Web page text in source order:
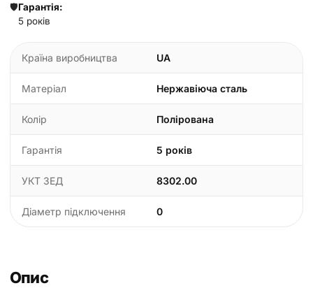
🛡️Гарантія:
5 років
Країна виробництва UA
Матеріал Нержавіюча сталь
Колір Полірована
Гарантія 5 років
УКТ ЗЕД 8302.00
Діаметр підключення 0
Опис